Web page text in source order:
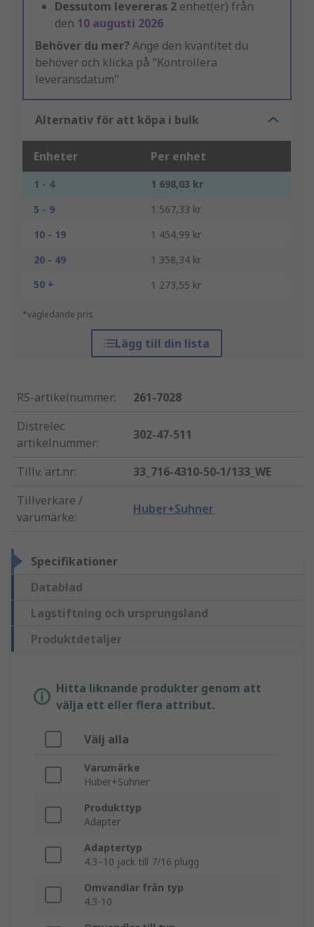
Dessutom levereras 2 enhet(er) från
den 10 augusti 2026
Behöver du mer? Ange den kvantitet du
behöver och klicka på "Kontrollera
leveransdatum"
Alternativ för att köpa i bulk
Enheter Per enhet
1 - 4
1 698,03 kr
5 - 9
1 567,33 kr
10 - 19
1 454,99 kr
20 - 49
1 358,34 kr
50 +
1 273,55 kr
*vägledande pris
Lägg till din lista
RS-artikelnummer:
261-7028
Distrelec
artikelnummer:
302-47-511
Tillv. art.nr:
33_716-4310-50-1/133_WE
Tillverkare /
varumärke:
Huber+Suhner
Specifikationer
Datablad
Lagstiftning och ursprungsland
Produktdetaljer
Hitta liknande produkter genom att
välja ett eller flera attribut.
Välj alla
Varumärke
Huber+Suhner
Produkttyp
Adapter
Adaptertyp
4.3–10 jack till 7/16 plugg
Omvandlar från typ
4.3-10